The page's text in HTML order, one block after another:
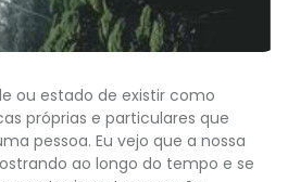
ou estado de existir como
próprias e particulares que
pessoa. Eu vejo que a nossa
ao longo do tempo e se